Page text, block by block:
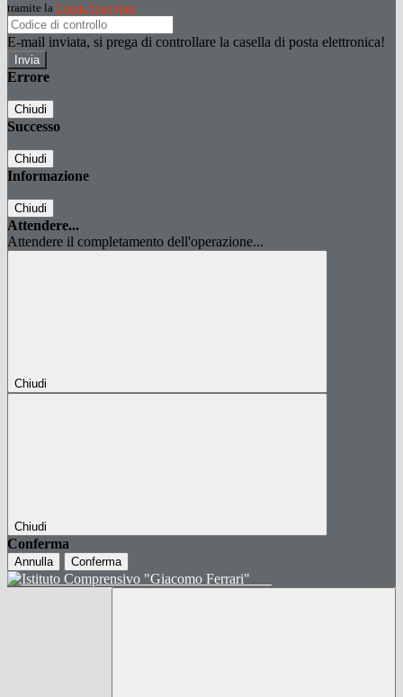
tramite la Login Spaggiari
E-mail inviata, si prega di controllare la casella di posta elettronica!
Errore
Chiudi
Successo
Chiudi
Informazione
Chiudi
Attendere...
Attendere il completamento dell'operazione...
Chiudi
Chiudi
Conferma
Annulla Conferma